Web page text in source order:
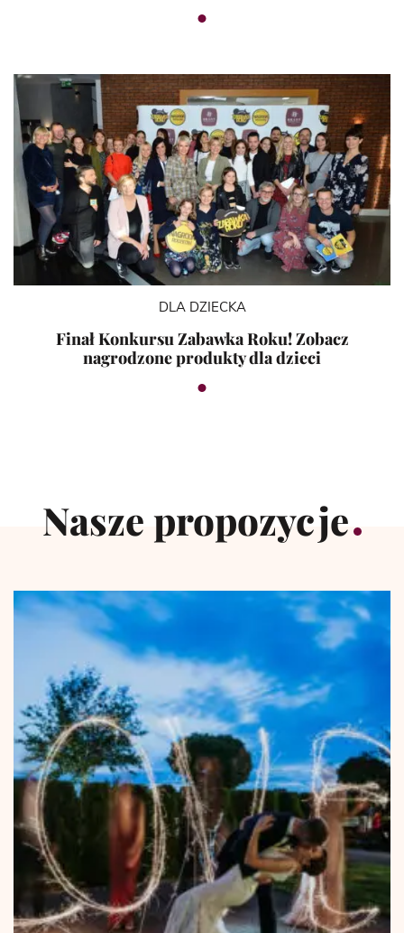
DLA DZIECKA
Finał Konkursu Zabawka Roku! Zobacz
nagrodzone produkty dla dzieci
Nasze propozycje